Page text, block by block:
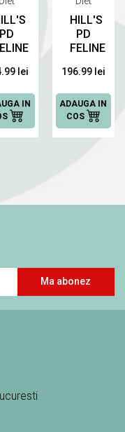
PD
KG
lei
IN
HILL'S
PD
FELINE
URINARY
3 KG
196.99 lei
ADAUGA IN
COS
Ma abonez